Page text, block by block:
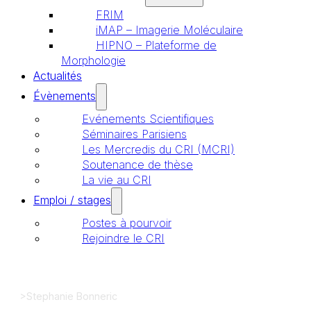
FRIM
iMAP – Imagerie Moléculaire
HIPNO – Plateforme de
Morphologie
Actualités
Évènements
Evénements Scientifiques
Séminaires Parisiens
Les Mercredis du CRI (MCRI)
Soutenance de thèse
La vie au CRI
Emploi / stages
Postes à pourvoir
Rejoindre le CRI
>Stephanie Bonneric